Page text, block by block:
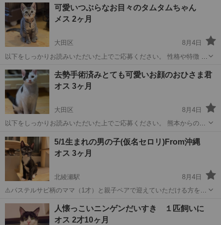
から開始してください (ある程度しっかりしたケージをご準備お願い致
します) ワクチン...
東京 大田区 有無
可愛いつぶらなお目々のタムタムちゃん
メス 2ヶ月
大田区
8月4日
以下をしっかりお読みいただいた上でご応募ください。 性格や特徴 熊
ではケージでの生活から開始してください (ある程度しっかりしたケー
ジをご準備お願い致しま...
東京 大田区 猫
去勢手術済みとても可愛いお顔のおひさま君
オス 3ヶ月
大田区
8月4日
以下をしっかりお読みいただいた上でご応募ください。 熊本からの募
護した当時はとても臆病で警戒心もありましたが最近は自分からにゃ
ーと話しかけてくる様になりま...
東京 大田区 猫 有無
5/1生まれの男の子(仮名セロリ)From沖縄
オス 3ヶ月
北綾瀬駅
8月4日
⚠️パステルサビ柄のママ（1才）と親子ペアで迎えていただける方を優
出産しました。他の子猫たちはすでに新しいおうちに行きました。 マ
マは人馴れ抜群の甘えん...
東京 足立区 北綾瀬駅 セロリ
人懐っこいニンゲンだいすき １匹飼いに
オス 2才10ヶ月